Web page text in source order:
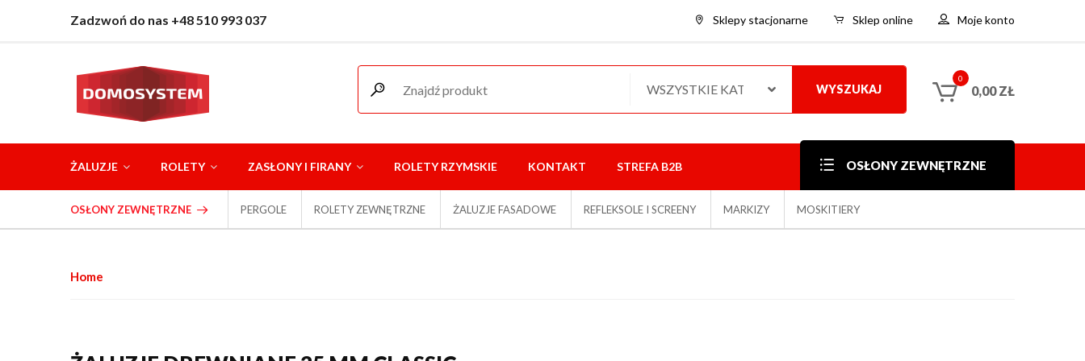
Zadzwoń do nas +48 510 993 037 Sklepy stacjonarne Sklep online Moje konto
WSZYSTKIE KATEGORIE WYSZUKAJ
0
0,00ZŁ
ŻALUZJE ROLETY ZASŁONY I FIRANY ROLETY RZYMSKIE KONTAKT STREFA B2B OSŁONY ZEWNĘTRZNE
OSŁONY ZEWNĘTRZNE PERGOLE ROLETY ZEWNĘTRZNE ŻALUZJE FASADOWE REFLEKSOLE I SCREENY MARKIZY MOSKITIERY
Home